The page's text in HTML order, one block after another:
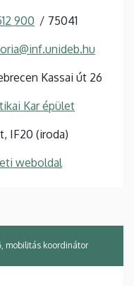
900 75041
Kassai út 26
Kar épület
IF20 (iroda)
weboldal
mobilitás koordinátor